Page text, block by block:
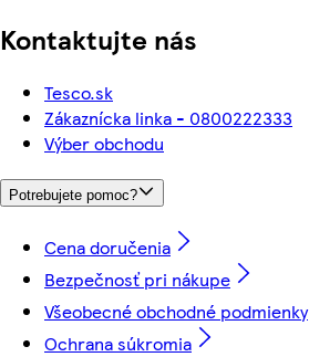
Kontaktujte nás
Tesco.sk
Zákaznícka linka - 0800222333
Výber obchodu
Potrebujete pomoc?
Cena doručenia
Bezpečnosť pri nákupe
Všeobecné obchodné podmienky
Ochrana súkromia